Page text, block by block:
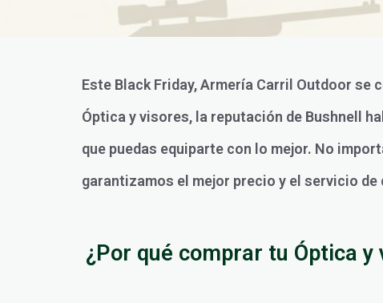
Este Black Friday, Armería Carril Outdoor se
Óptica y visores, la reputación de Bushnell
que puedas equiparte con lo mejor. No
garantizamos el mejor precio y el servicio
¿Por qué comprar tu Óptica